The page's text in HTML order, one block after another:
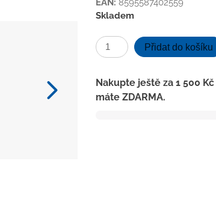
EAN: 8595587402559
Skladem
Kanalizační
vpusť
D110,
vodní
Přidat do košíku
Nakupte ještě za 1 500 Kč
máte ZDARMA.